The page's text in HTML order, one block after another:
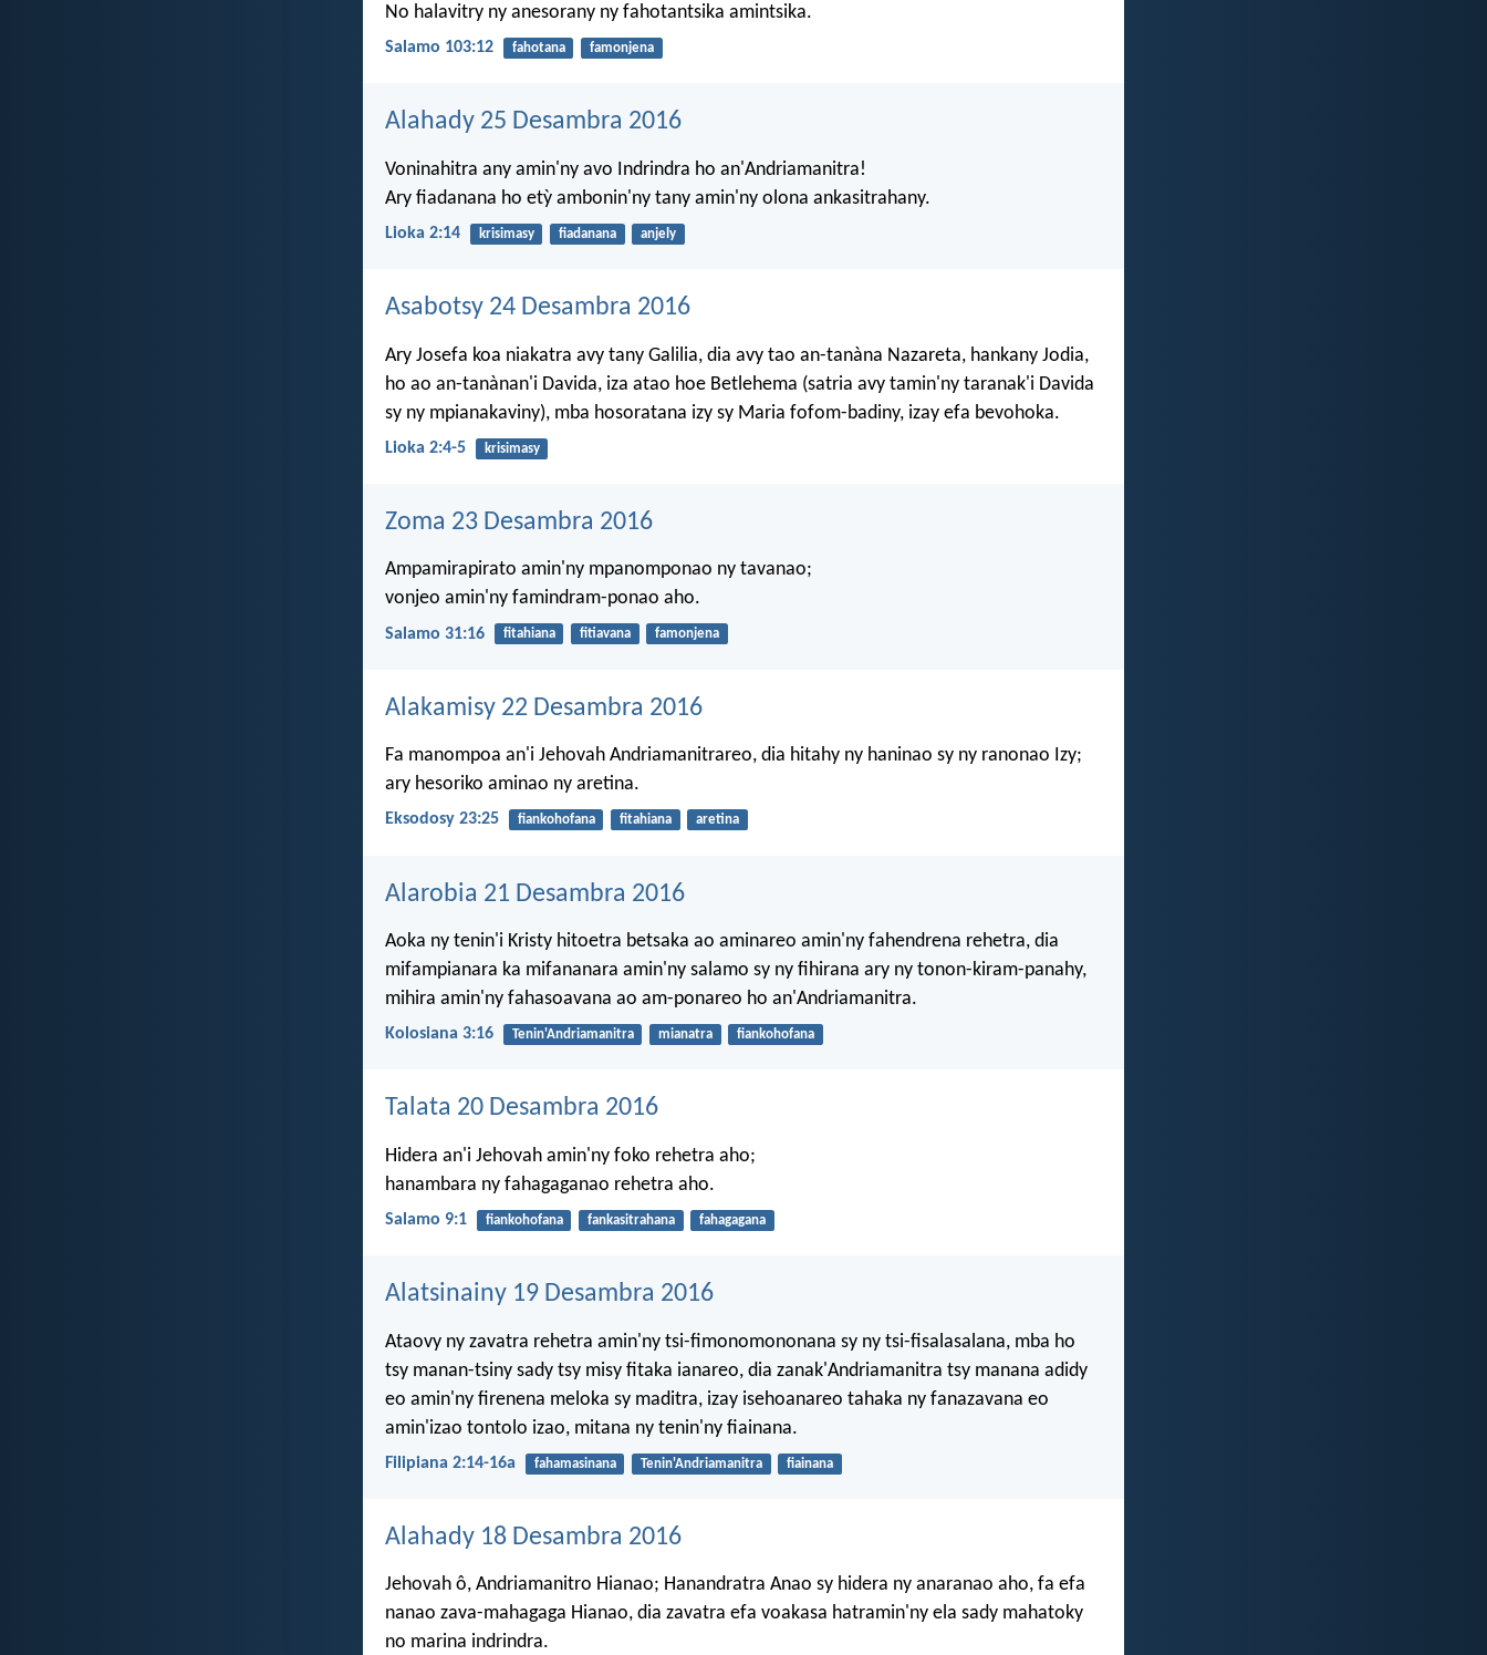
No halavitry ny anesorany ny fahotantsika amintsika.
Salamo 103:12 fahotana famonjena
Alahady 25 Desambra 2016
Voninahitra any amin'ny avo Indrindra ho an'Andriamanitra!
Ary fiadanana ho etỳ ambonin'ny tany amin'ny olona ankasitrahany.
Lioka 2:14 krisimasy fiadanana anjely
Asabotsy 24 Desambra 2016
Ary Josefa koa niakatra avy tany Galilia, dia avy tao an-tanàna Nazareta, hankany Jodia,
ho ao an-tanànan'i Davida, iza atao hoe Betlehema (satria avy tamin'ny taranak'i Davida
sy ny mpianakaviny), mba hosoratana izy sy Maria fofom-badiny, izay efa bevohoka.
Lioka 2:4-5 krisimasy
Zoma 23 Desambra 2016
Ampamirapirato amin'ny mpanomponao ny tavanao;
vonjeo amin'ny famindram-ponao aho.
Salamo 31:16 fitahiana fitiavana famonjena
Alakamisy 22 Desambra 2016
Fa manompoa an'i Jehovah Andriamanitrareo, dia hitahy ny haninao sy ny ranonao Izy;
ary hesoriko aminao ny aretina.
Eksodosy 23:25 fiankohofana fitahiana aretina
Alarobia 21 Desambra 2016
Aoka ny tenin'i Kristy hitoetra betsaka ao aminareo amin'ny fahendrena rehetra, dia
mifampianara ka mifananara amin'ny salamo sy ny fihirana ary ny tonon-kiram-panahy,
mihira amin'ny fahasoavana ao am-ponareo ho an'Andriamanitra.
Kolosiana 3:16 Tenin'Andriamanitra mianatra fiankohofana
Talata 20 Desambra 2016
Hidera an'i Jehovah amin'ny foko rehetra aho;
hanambara ny fahagaganao rehetra aho.
Salamo 9:1 fiankohofana fankasitrahana fahagagana
Alatsinainy 19 Desambra 2016
Ataovy ny zavatra rehetra amin'ny tsi-fimonomononana sy ny tsi-fisalasalana, mba ho
tsy manan-tsiny sady tsy misy fitaka ianareo, dia zanak'Andriamanitra tsy manana adidy
eo amin'ny firenena meloka sy maditra, izay isehoanareo tahaka ny fanazavana eo
amin'izao tontolo izao, mitana ny tenin'ny fiainana.
Filipiana 2:14-16a fahamasinana Tenin'Andriamanitra fiainana
Alahady 18 Desambra 2016
Jehovah ô, Andriamanitro Hianao; Hanandratra Anao sy hidera ny anaranao aho, fa efa
nanao zava-mahagaga Hianao, dia zavatra efa voakasa hatramin'ny ela sady mahatoky
no marina indrindra.